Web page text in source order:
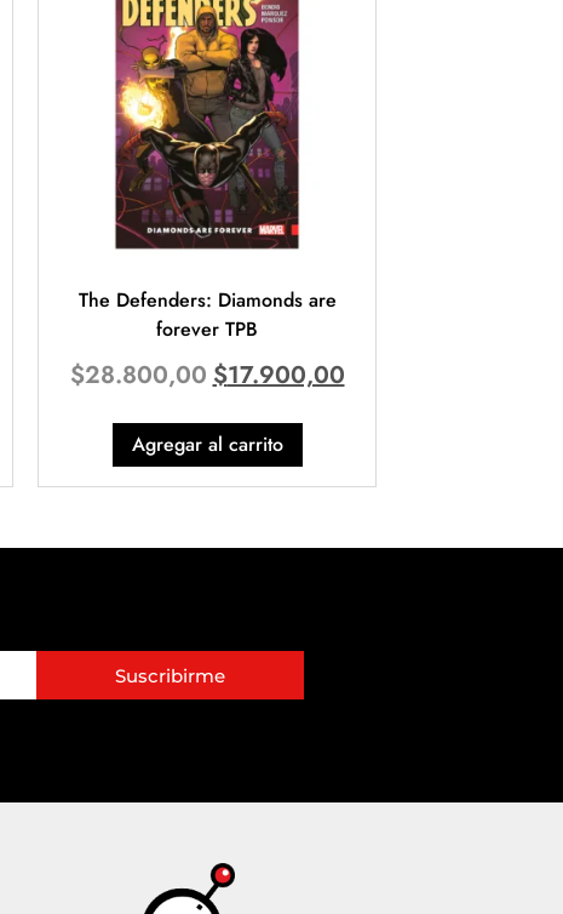
The Defenders: Diamonds are
forever TPB
$28.800,00$17.900,00
Agregar al carrito
Suscribirme